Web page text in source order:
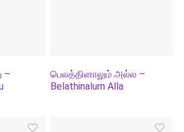
–
பெலத்தினாலும் அல்ல –
Belathinalum Alla